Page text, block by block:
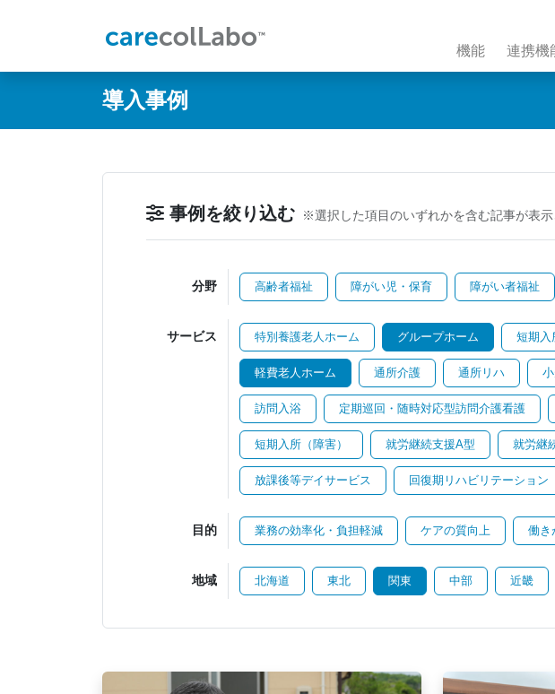
機能 連携機
導入事例
事例を絞り込む ※選択した項目のいずれかを含む記事が表示
分野 高齢者福祉 障がい児・保育 障がい者福祉
サービス 特別養護老人ホーム グループホーム 短期入
軽費老人ホーム 通所介護 通所リハ
訪問入浴 定期巡回・随時対応型訪問介護看護
短期入所（障害） 就労継続支援A型 就労継
放課後等デイサービス 回復期リハビリテーション
目的 業務の効率化・負担軽減 ケアの質向上 働き
地域 北海道 東北 関東 中部 近畿